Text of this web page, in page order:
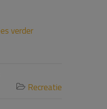
verder
 Recreatie